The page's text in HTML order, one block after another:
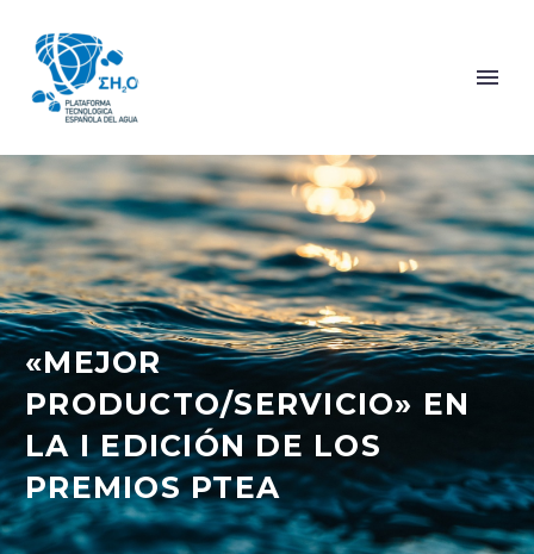
«MEJOR
PRODUCTO/SERVICIO» EN
LA I EDICIÓN DE LOS
PREMIOS PTEA